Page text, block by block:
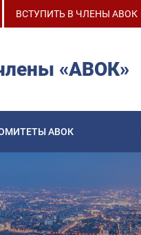
ВСТУПИТЬ В ЧЛЕНЫ АВОК
«АВОК»
АВОК